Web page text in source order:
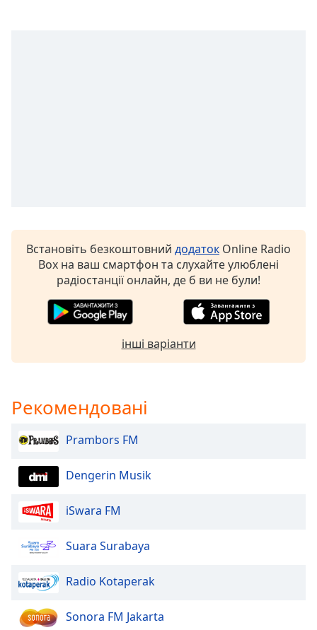
Done
Close
Dialog
dialog
window.
Встановіть безкоштовний додаток Online Radio
Box на ваш смартфон та слухайте улюблені
радіостанції онлайн, де б ви не були!
інші варіанти
Рекомендовані
Prambors FM
Dengerin Musik
iSwara FM
Suara Surabaya
Radio Kotaperak
Sonora FM Jakarta